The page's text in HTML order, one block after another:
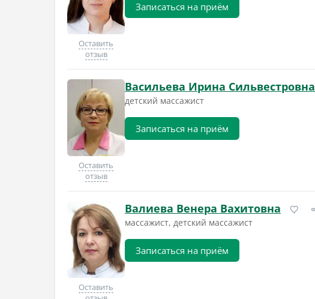
Оставить
отзыв
Записаться на приём
Оставить
отзыв
Васильева Ирина Сильвестровна
детский массажист
Записаться на приём
Оставить
Валиева Венера Вахитовна
массажист, детский массажист
Записаться на приём